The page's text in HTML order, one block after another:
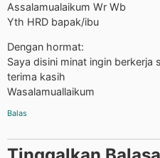
Assalamualaikum Wr Wb
Yth HRD bapak/ibu
Dengan hormat:
Saya disini minat ingin berkerja
terima kasih
Wasalamuallaikum
Balas